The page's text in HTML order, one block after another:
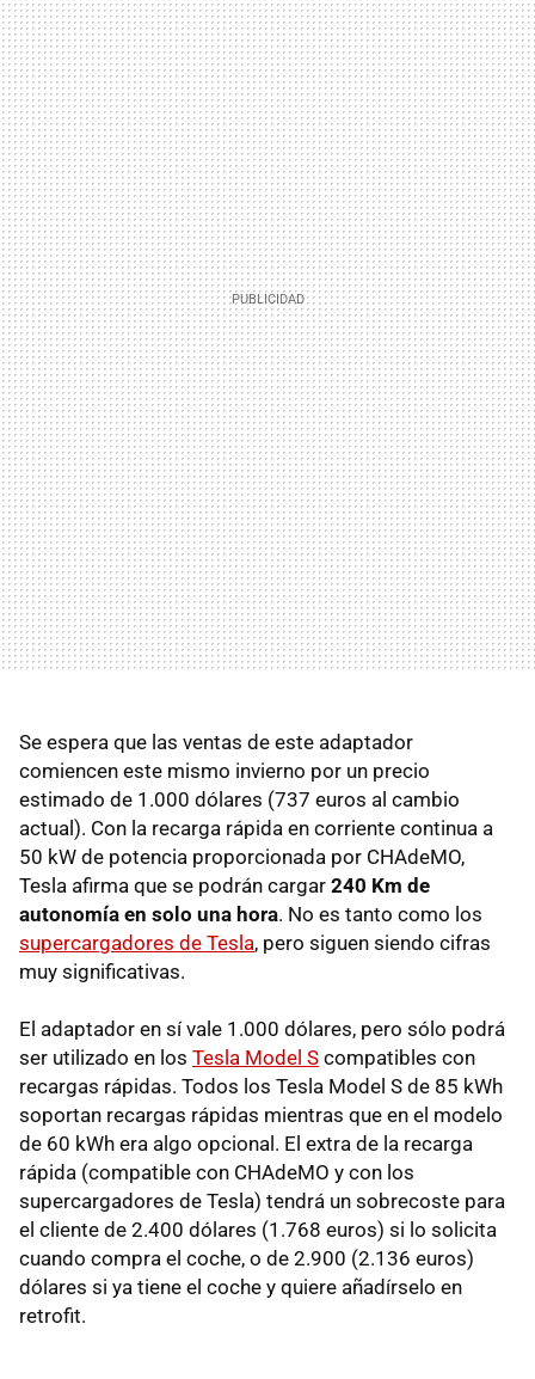
Se espera que las ventas de este adaptador
comiencen este mismo invierno por un precio
estimado de 1.000 dólares (737 euros al cambio
actual). Con la recarga rápida en corriente continua a
50 kW de potencia proporcionada por CHAdeMO,
Tesla afirma que se podrán cargar 240 Km de
autonomía en solo una hora. No es tanto como los
supercargadores de Tesla, pero siguen siendo cifras
muy significativas.
El adaptador en sí vale 1.000 dólares, pero sólo podrá
ser utilizado en los Tesla Model S compatibles con
recargas rápidas. Todos los Tesla Model S de 85 kWh
soportan recargas rápidas mientras que en el modelo
de 60 kWh era algo opcional. El extra de la recarga
rápida (compatible con CHAdeMO y con los
supercargadores de Tesla) tendrá un sobrecoste para
el cliente de 2.400 dólares (1.768 euros) si lo solicita
cuando compra el coche, o de 2.900 (2.136 euros)
dólares si ya tiene el coche y quiere añadírselo en
retrofit.